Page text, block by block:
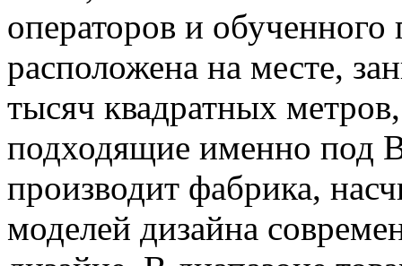
операторов и
расположена на месте,
тысяч квадратных
подходящие именно под
производит фабрика,
моделей дизайна